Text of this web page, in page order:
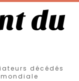
du
décédés